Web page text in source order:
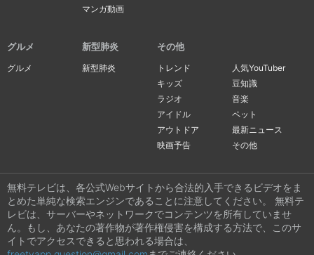
マンガ動画
グルメ
グルメ
新型肺炎
新型肺炎
その他
トレンド
人気YouTuber
キッズ
豆知識
ラジオ
音楽
アイドル
ペット
アウトドア
最新ニュース
映画予告
その他
無料テレビは、各公式Webサイトから合法的入手できるビデオをま
とめた単純な検索エンジンであることに注意してください。 無料テ
レビは、サーバーやネットワークでコンテンツを所有していませ
ん。もし、あなたの著作物が著作権侵害を構成する方法で、このサ
イトでアクセスできると思われる場合は、